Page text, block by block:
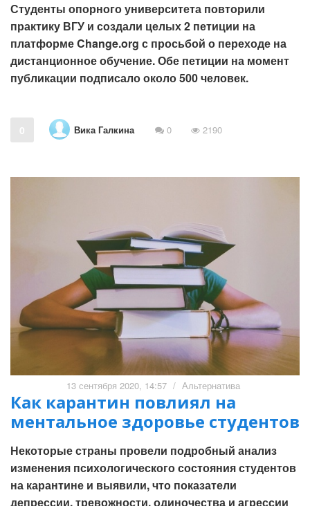
Студенты опорного университета повторили
практику ВГУ и создали целых 2 петиции на
платформе Change.org с просьбой о переходе на
дистанционное обучение. Обе петиции на момент
публикации подписало около 500 человек.
0 Вика Галкина 0 2190
13 сентября 2020, 14:57 / Альтернатива
Как карантин повлиял на
ментальное здоровье студентов
Некоторые страны провели подробный анализ
изменения психологического состояния студентов
на карантине и выявили, что показатели
депрессии, тревожности, одиночества и агрессии